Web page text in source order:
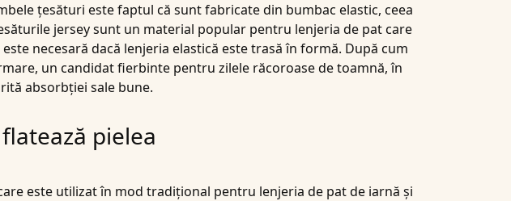
țesături este faptul că sunt fabricate din bumbac elastic, ceea
jersey sunt un material popular pentru lenjeria de pat care
necesară dacă lenjeria elastică este trasă în formă. După cum
un candidat fierbinte pentru zilele răcoroase de toamnă, în
absorbției sale bune.
pielea
este utilizat în mod tradițional pentru lenjeria de pat de iarnă și